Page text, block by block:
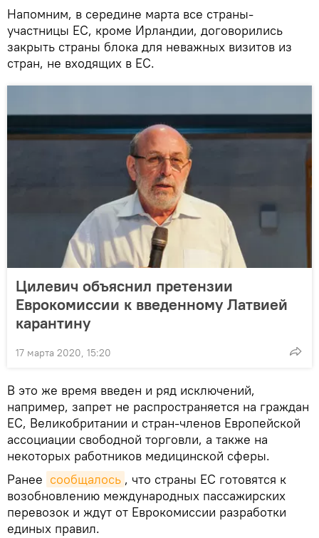
Напомним, в середине марта все страны-
участницы ЕС, кроме Ирландии, договорились
закрыть страны блока для неважных визитов из
стран, не входящих в ЕС.
Цилевич объяснил претензии
Еврокомиссии к введенному Латвией
карантину
17 марта 2020, 15:20
В это же время введен и ряд исключений,
например, запрет не распространяется на граждан
ЕС, Великобритании и стран-членов Европейской
ассоциации свободной торговли, а также на
некоторых работников медицинской сферы.
Ранее сообщалось , что страны ЕС готовятся к
возобновлению международных пассажирских
перевозок и ждут от Еврокомиссии разработки
единых правил.